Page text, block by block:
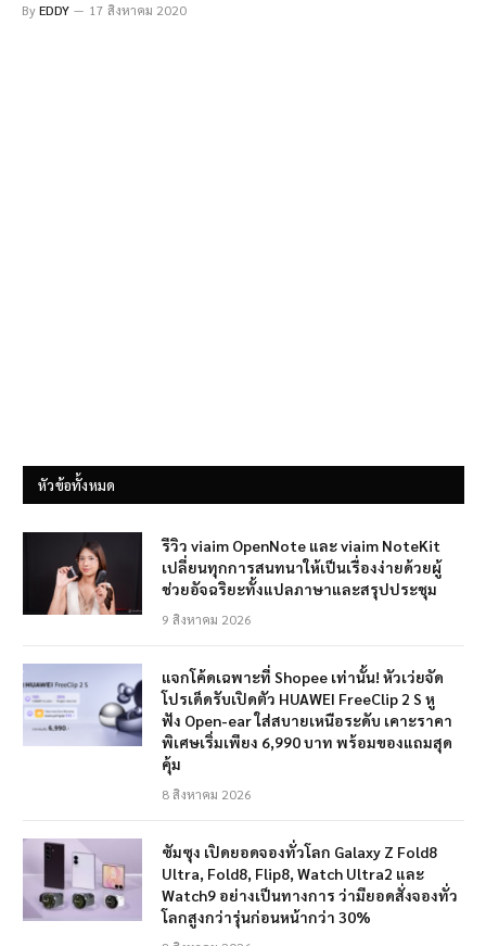
ByEDDY 17 สิงหาคม 2020
หัวข้อทั้งหมด
รีวิว viaim OpenNote และ viaim NoteKit
เปลี่ยนทุกการสนทนาให้เป็นเรื่องง่ายด้วยผู้
ช่วยอัจฉริยะทั้งแปลภาษาและสรุปประชุม
9 สิงหาคม 2026
แจกโค้ดเฉพาะที่ Shopee เท่านั้น! หัวเว่ยจัด
โปรเด็ดรับเปิดตัว HUAWEI FreeClip 2 S หู
ฟัง Open-ear ใส่สบายเหนือระดับ เคาะราคา
พิเศษเริ่มเพียง 6,990 บาท พร้อมของแถมสุด
คุ้ม
8 สิงหาคม 2026
ซัมซุง เปิดยอดจองทั่วโลก Galaxy Z Fold8
Ultra, Fold8, Flip8, Watch Ultra2 และ
Watch9 อย่างเป็นทางการ ว่ามียอดสั่งจองทั่ว
โลกสูงกว่ารุ่นก่อนหน้ากว่า 30%